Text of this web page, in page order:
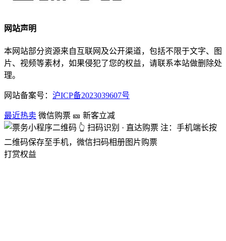
网站声明
本网站部分资源来自互联网及公开渠道，包括不限于文字、图
片、视频等素材，如果侵犯了您的权益，请联系本站做删除处
理。
网站备案号： 沪ICP备2023039607号
最近热卖 微信购票 🎫 新客立减
👆 扫码识别 · 直达购票 注：手机端长按
二维码保存至手机，微信扫码相册图片购票
打赏权益